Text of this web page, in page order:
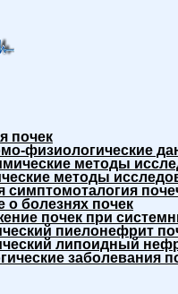
почек
физиологические
методы
методы
симптомоталогия
о болезнях почек
почек при
пиелонефрит
липоидный
заболевания